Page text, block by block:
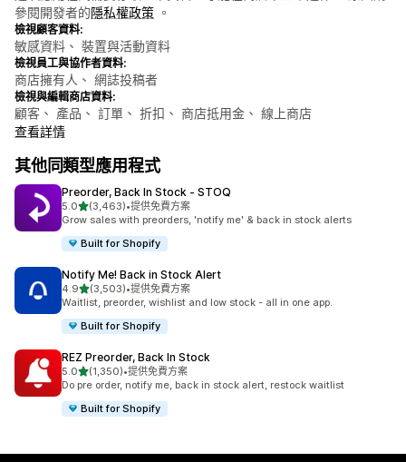
參閱開發者的隱私權政策 。
檢視顧客資料:
敏感資料、 裝置與活動資料
檢視員工與協作者資料:
商店擁有人、 網誌投稿者
檢視與編輯商店資料:
顧客、 產品、 訂單、 折扣、 商店抵用金、 線上商店
查看詳情
其他同類型應用程式
Preorder, Back In Stock ‑ STOQ
5.0滿分 5 顆星
(3,463)
共有 3463 則評價
•提供免費方案
Grow sales with preorders, 'notify me' & back in stock alerts
Built for Shopify
Notify Me! Back in Stock Alert
4.9滿分 5 顆星
(3,503)
共有 3503 則評價
•提供免費方案
Waitlist, preorder, wishlist and low stock - all in one app.
Built for Shopify
REZ Preorder, Back In Stock
5.0滿分 5 顆星
(1,350)
共有 1350 則評價
•提供免費方案
Do pre order, notify me, back in stock alert, restock waitlist
Built for Shopify